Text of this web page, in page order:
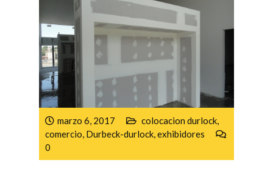
marzo 6, 2017 colocacion durlock,
comercio, Durbeck-durlock,exhibidores
0